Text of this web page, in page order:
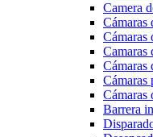
Camera
Cámaras
Cámaras
Cámaras
Cámaras
Cámaras
Barrera